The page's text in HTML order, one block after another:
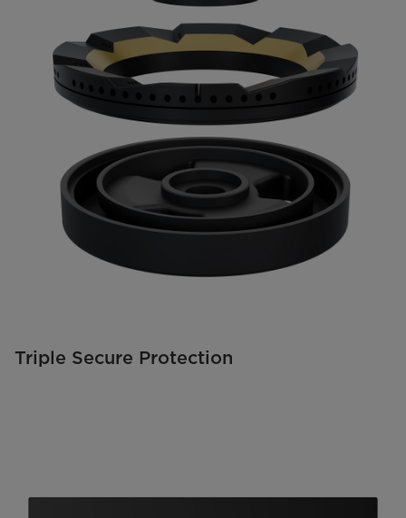
Triple Secure Protection